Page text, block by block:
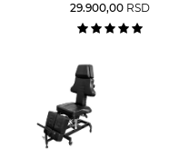
29.900,00 RSD